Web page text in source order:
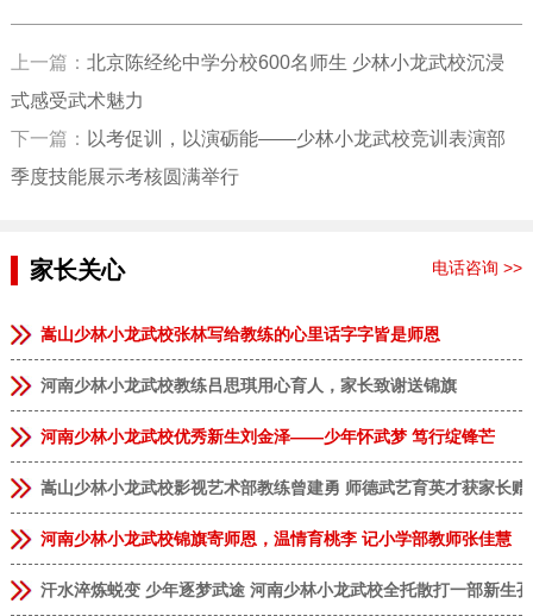
上一篇： 北京陈经纶中学分校600名师生 少林小龙武校沉浸
式感受武术魅力
下一篇： 以考促训，以演砺能——少林小龙武校竞训表演部
季度技能展示考核圆满举行
家长关心 电话咨询 >>
嵩山少林小龙武校张林写给教练的心里话字字皆是师恩
河南少林小龙武校教练吕思琪用心育人，家长致谢送锦旗
河南少林小龙武校优秀新生刘金泽——少年怀武梦 笃行绽锋芒
嵩山少林小龙武校影视艺术部教练曾建勇 师德武艺育英才获家长赠
河南少林小龙武校锦旗寄师恩，温情育桃李 记小学部教师张佳慧
汗水淬炼蜕变 少年逐梦武途 河南少林小龙武校全托散打一部新生